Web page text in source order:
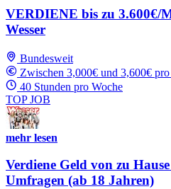
VERDIENE bis zu 3.600€/
Wesser
Bundesweit
Zwischen 3,000€ und 3,600€
40 Stunden pro Woche
TOP JOB
mehr lesen
Verdiene Geld von zu
Umfragen (ab 18 Jahren)